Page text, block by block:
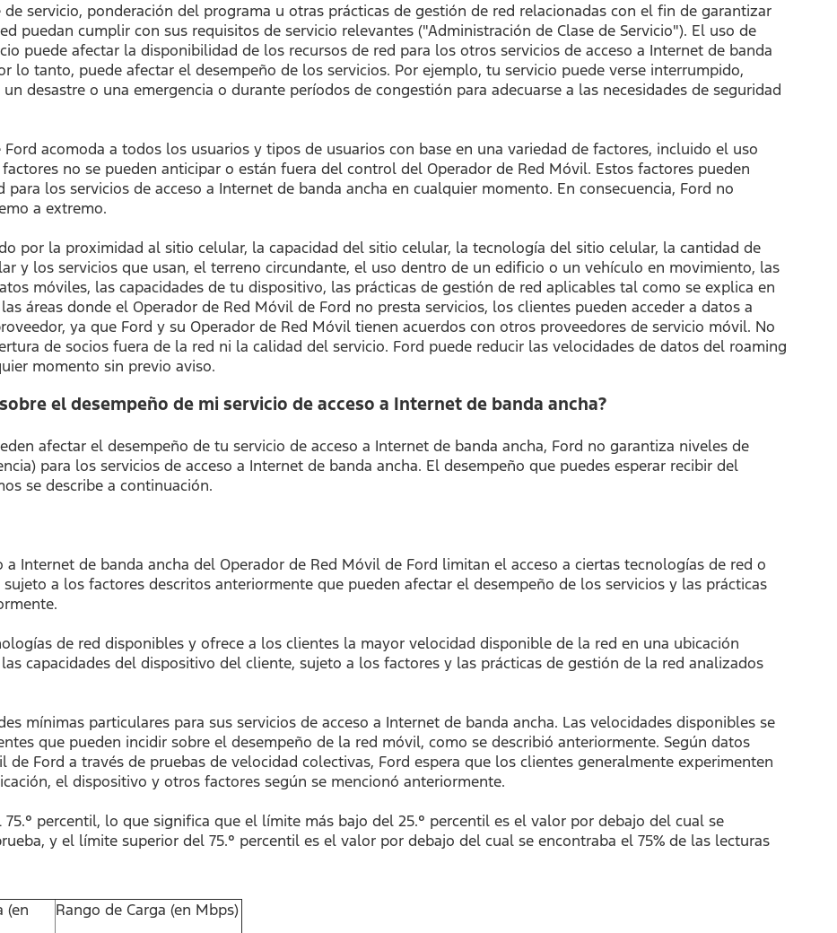
servicio, ponderación del programa u otras prácticas de gestión de red relacionadas con el fin de garantizar
puedan cumplir con sus requisitos de servicio relevantes ("Administración de Clase de Servicio"). El uso de
puede afectar la disponibilidad de los recursos de red para los otros servicios de acceso a Internet de banda
lo tanto, puede afectar el desempeño de los servicios. Por ejemplo, tu servicio puede verse interrumpido,
desastre o una emergencia o durante períodos de congestión para adecuarse a las necesidades de seguridad
acomoda a todos los usuarios y tipos de usuarios con base en una variedad de factores, incluido el uso
no se pueden anticipar o están fuera del control del Operador de Red Móvil. Estos factores pueden
los servicios de acceso a Internet de banda ancha en cualquier momento. En consecuencia, Ford no
a extremo.
por la proximidad al sitio celular, la capacidad del sitio celular, la tecnología del sitio celular, la cantidad de
y los servicios que usan, el terreno circundante, el uso dentro de un edificio o un vehículo en movimiento, las
móviles, las capacidades de tu dispositivo, las prácticas de gestión de red aplicables tal como se explica en
áreas donde el Operador de Red Móvil de Ford no presta servicios, los clientes pueden acceder a datos a
ya que Ford y su Operador de Red Móvil tienen acuerdos con otros proveedores de servicio móvil. No
de socios fuera de la red ni la calidad del servicio. Ford puede reducir las velocidades de datos del roaming
momento sin previo aviso.
el desempeño de mi servicio de acceso a Internet de banda ancha?
afectar el desempeño de tu servicio de acceso a Internet de banda ancha, Ford no garantiza niveles de
para los servicios de acceso a Internet de banda ancha. El desempeño que puedes esperar recibir del
se describe a continuación.
a Internet de banda ancha del Operador de Red Móvil de Ford limitan el acceso a ciertas tecnologías de red o
a los factores descritos anteriormente que pueden afectar el desempeño de los servicios y las prácticas
de red disponibles y ofrece a los clientes la mayor velocidad disponible de la red en una ubicación
capacidades del dispositivo del cliente, sujeto a los factores y las prácticas de gestión de la red analizados
mínimas particulares para sus servicios de acceso a Internet de banda ancha. Las velocidades disponibles se
que pueden incidir sobre el desempeño de la red móvil, como se describió anteriormente. Según datos
de Ford a través de pruebas de velocidad colectivas, Ford espera que los clientes generalmente experimenten
el dispositivo y otros factores según se mencionó anteriormente.
percentil, lo que significa que el límite más bajo del 25.° percentil es el valor por debajo del cual se
y el límite superior del 75.° percentil es el valor por debajo del cual se encontraba el 75% de las lecturas
(en
Rango de Carga (en Mbps)